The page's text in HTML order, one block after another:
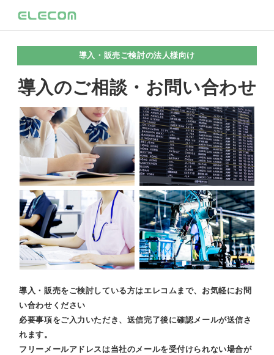
導入・販売ご検討の法人様向け
導入のご相談・お問い合わせ
導入・販売をご検討している方はエレコムまで、お気軽にお問
い合わせください
必要事項をご入力いただき、送信完了後に確認メールが送信さ
れます。
フリーメールアドレスは当社のメールを受付けられない場合が